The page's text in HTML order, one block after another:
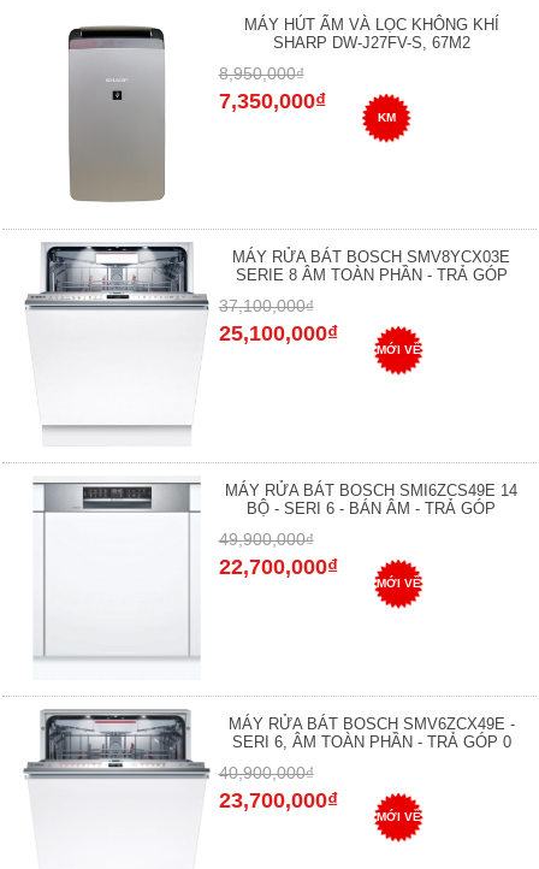
MÁY HÚT ẨM VÀ LỌC KHÔNG KHÍ
SHARP DW-J27FV-S, 67M2
8,950,000₫
7,350,000₫
KM
MÁY RỬA BÁT BOSCH SMV8YCX03E
SERIE 8 ÂM TOÀN PHẦN - TRẢ GÓP
37,100,000₫
25,100,000₫
MỚI VỀ
MÁY RỬA BÁT BOSCH SMI6ZCS49E 14
BỘ - SERI 6 - BÁN ÂM - TRẢ GÓP
49,900,000₫
22,700,000₫
MỚI VỀ
MÁY RỬA BÁT BOSCH SMV6ZCX49E -
SERI 6, ÂM TOÀN PHẦN - TRẢ GÓP 0
40,900,000₫
23,700,000₫
MỚI VỀ